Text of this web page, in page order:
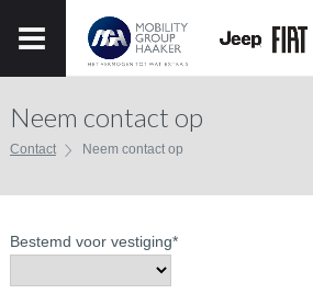
Neem contact op
Contact Neem contact op
Bestemd voor vestiging*